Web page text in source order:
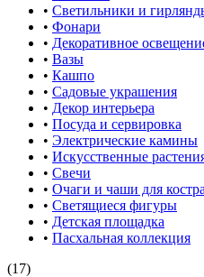
• Светильники и
• Фонари
• Декоративное
• Вазы
• Кашпо
• Садовые украшения
• Декор интерьера
• Посуда и сервировка
• Электрические камины
• Искусственные
• Свечи
• Очаги и чаши для
• Светящиеся фигуры
• Детская площадка
• Пасхальная коллекция
(17)